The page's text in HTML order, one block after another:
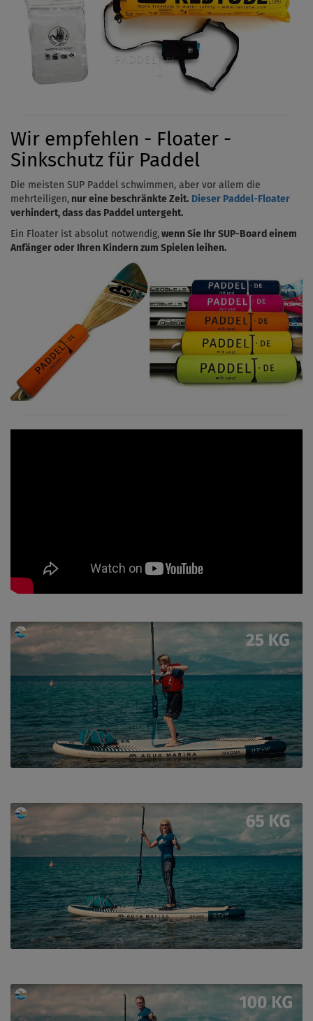
Wir empfehlen - Floater -
Sinkschutz für Paddel
Die meisten SUP Paddel schwimmen, aber vor allem die
mehrteiligen, nur eine beschränkte Zeit. Dieser Paddel-Floater
verhindert, dass das Paddel untergeht.
Ein Floater ist absolut notwendig, wenn Sie Ihr SUP-Board einem
Anfänger oder Ihren Kindern zum Spielen leihen.